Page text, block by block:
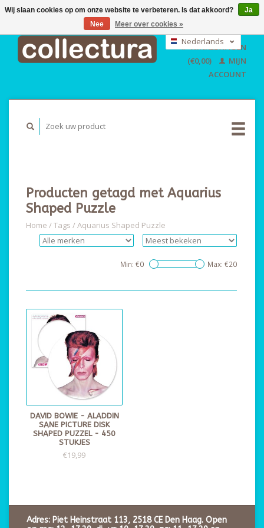
EUR
GBP
USD
Nederlands
English
WINKELWAGEN
(€0,00)
MIJN
ACCOUNT
Producten getagd met Aquarius
Shaped Puzzle
Home /Tags /Aquarius Shaped Puzzle
Min: €0 Max: €20
DAVID BOWIE - ALADDIN
SANE PICTURE DISK
SHAPED PUZZEL - 450
STUKJES
€19,99
Adres: Piet Heinstraat 113, 2518 CE Den Haag. Open
Wij slaan cookies op om onze website te verbeteren. Is dat akkoord?
Ja
Nee
Meer over cookies »